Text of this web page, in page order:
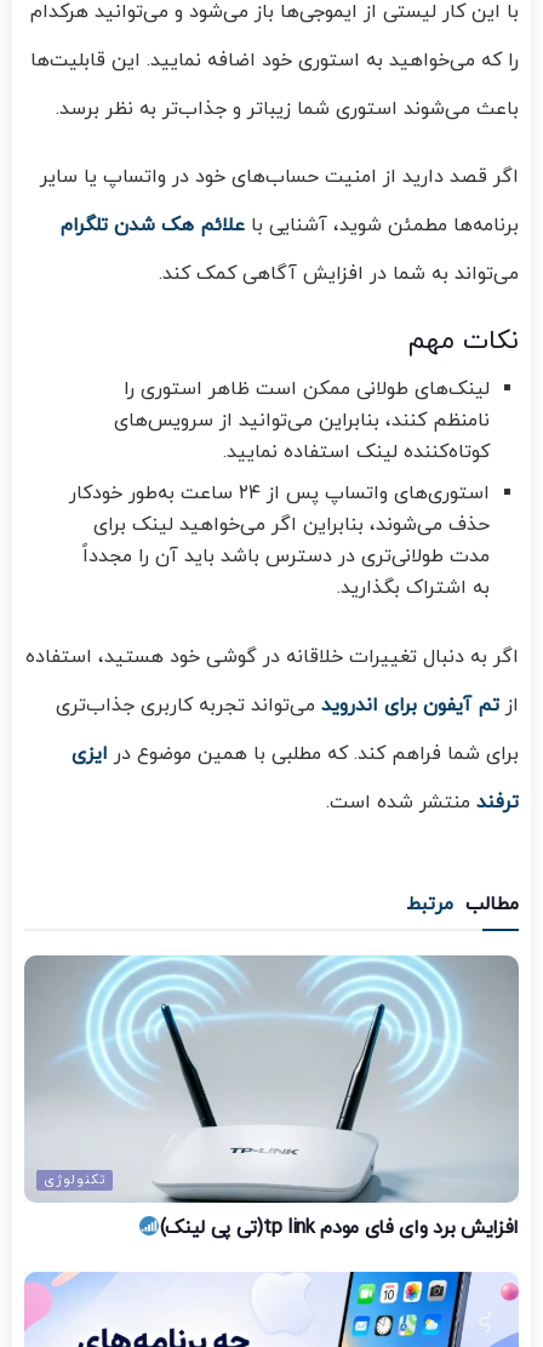
با این کار لیستی از ایموجی‌ها باز می‌شود و می‌توانید هرکدام
را که می‌خواهید به استوری خود اضافه نمایید. این قابلیت‌ها
باعث می‌شوند استوری شما زیباتر و جذاب‌تر به نظر برسد.
اگر قصد دارید از امنیت حساب‌های خود در واتساپ یا سایر
برنامه‌ها مطمئن شوید، آشنایی با علائم هک شدن تلگرام
می‌تواند به شما در افزایش آگاهی کمک کند.
نکات مهم
لینک‌های طولانی ممکن است ظاهر استوری را
نامنظم کنند، بنابراین می‌توانید از سرویس‌های
کوتاه‌کننده لینک استفاده نمایید.
استوری‌های واتساپ پس از ۲۴ ساعت به‌طور خودکار
حذف می‌شوند، بنابراین اگر می‌خواهید لینک برای
مدت طولانی‌تری در دسترس باشد باید آن را مجدداً
به اشتراک بگذارید.
اگر به دنبال تغییرات خلاقانه در گوشی خود هستید، استفاده
ازتم آیفون برای اندروید می‌تواند تجربه کاربری جذاب‌تری
برای شما فراهم کند. که مطلبی با همین موضوع در ایزی
ترفند منتشر شده است.
مطالب مرتبط
تکنولوژی
افزایش برد وای فای مودم tp link(تی پی لینک)